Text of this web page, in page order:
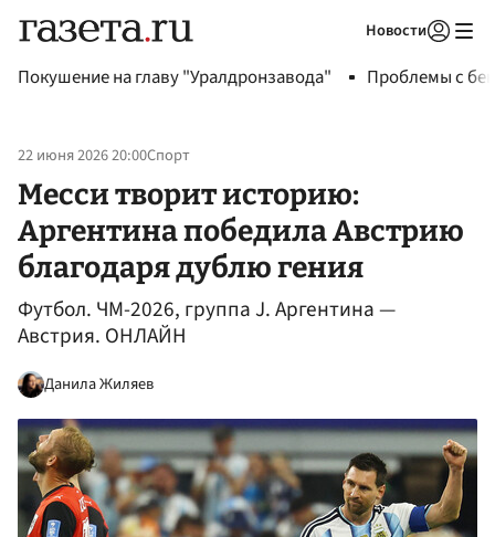
Новости
Покушение на главу "Уралдронзавода" Проблемы с
22 июня 2026 20:00Спорт
Месси творит историю:
Аргентина победила Австрию
благодаря дублю гения
Футбол. ЧМ-2026, группа J. Аргентина —
Австрия. ОНЛАЙН
Данила Жиляев